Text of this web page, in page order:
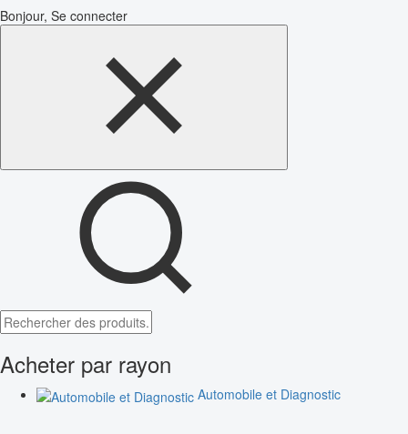
Bonjour, Se connecter
Acheter par rayon
Automobile et Diagnostic